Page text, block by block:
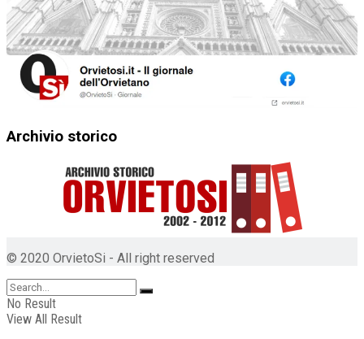
Archivio storico
© 2020 OrvietoSi - All right reserved
No Result
View All Result